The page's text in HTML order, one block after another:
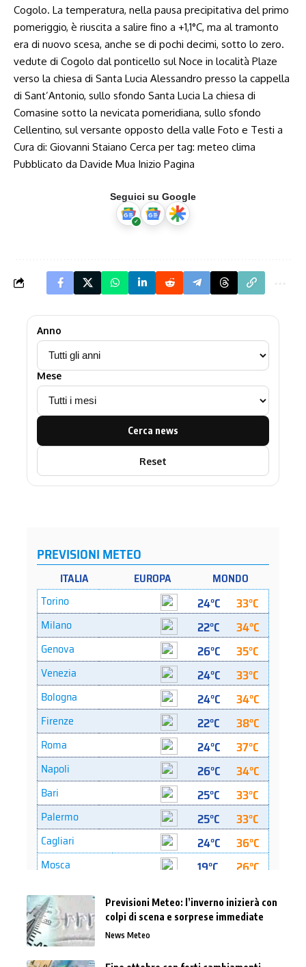
Cogolo. La temperatura, nella pausa precipitativa del primo
pomeriggio, è riuscita a salire fino a +1,1°C, ma al tramonto
era di nuovo scesa, anche se di pochi decimi, sotto lo zero.
vedute di Cogolo dal ponticello sul Noce in località Plaze
verso la chiesa di Santa Lucia Alessandro presso la cappella
di Sant’Antonio, sullo sfondo Santa Lucia La chiesa di
Comasine sotto la nevicata pomeridiana, sullo sfondo
Cellentino, sul versante opposto della valle Foto e Testi a
Cura di: Giovanni Staiano Cerca per tag: meteo clima
Pubblicato da Davide Mua Inizio Pagina
Seguici su Google
Anno
Mese
Cerca news
Reset
Previsioni Meteo: l’inverno inizierà con
colpi di scena e sorprese immediate
News Meteo